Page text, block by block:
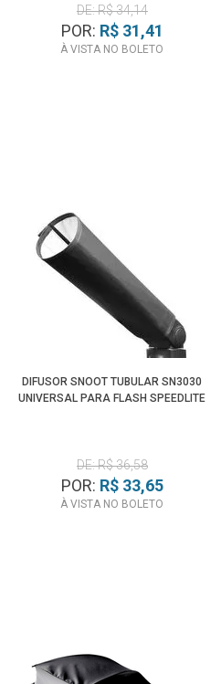
DE: R$ 34,14
POR: R$ 31,41
À VISTA NO BOLETO
DIFUSOR SNOOT TUBULAR SN3030
UNIVERSAL PARA FLASH SPEEDLITE
DE: R$ 36,58
POR: R$ 33,65
À VISTA NO BOLETO